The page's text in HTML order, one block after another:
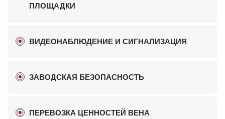
ПЛОЩАДКИ
ВИДЕОНАБЛЮДЕНИЕ И СИГНАЛИЗАЦИЯ
ЗАВОДСКАЯ БЕЗОПАСНОСТЬ
ПЕРЕВОЗКА ЦЕННОСТЕЙ ВЕНА